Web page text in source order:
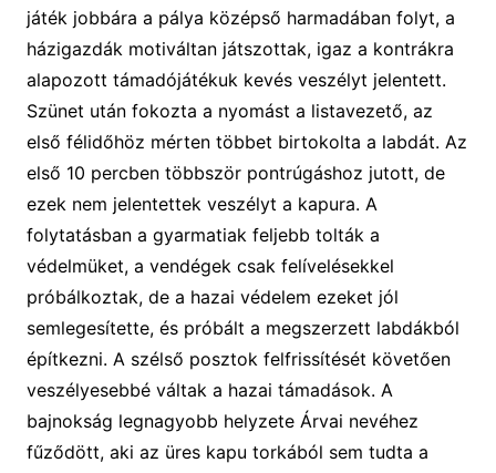
játék jobbára a pálya középső harmadában folyt, a
házigazdák motiváltan játszottak, igaz a kontrákra
alapozott támadójátékuk kevés veszélyt jelentett.
Szünet után fokozta a nyomást a listavezető, az
első félidőhöz mérten többet birtokolta a labdát. Az
első 10 percben többször pontrúgáshoz jutott, de
ezek nem jelentettek veszélyt a kapura. A
folytatásban a gyarmatiak feljebb tolták a
védelmüket, a vendégek csak felívelésekkel
próbálkoztak, de a hazai védelem ezeket jól
semlegesítette, és próbált a megszerzett labdákból
építkezni. A szélső posztok felfrissítését követően
veszélyesebbé váltak a hazai támadások. A
bajnokság legnagyobb helyzete Árvai nevéhez
fűződött, aki az üres kapu torkából sem tudta a